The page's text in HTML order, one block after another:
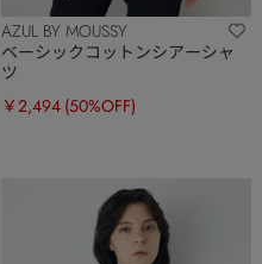
AZUL BY MOUSSY
ベーシックコットンシアーシャ
ツ
￥2,494 (50%OFF)